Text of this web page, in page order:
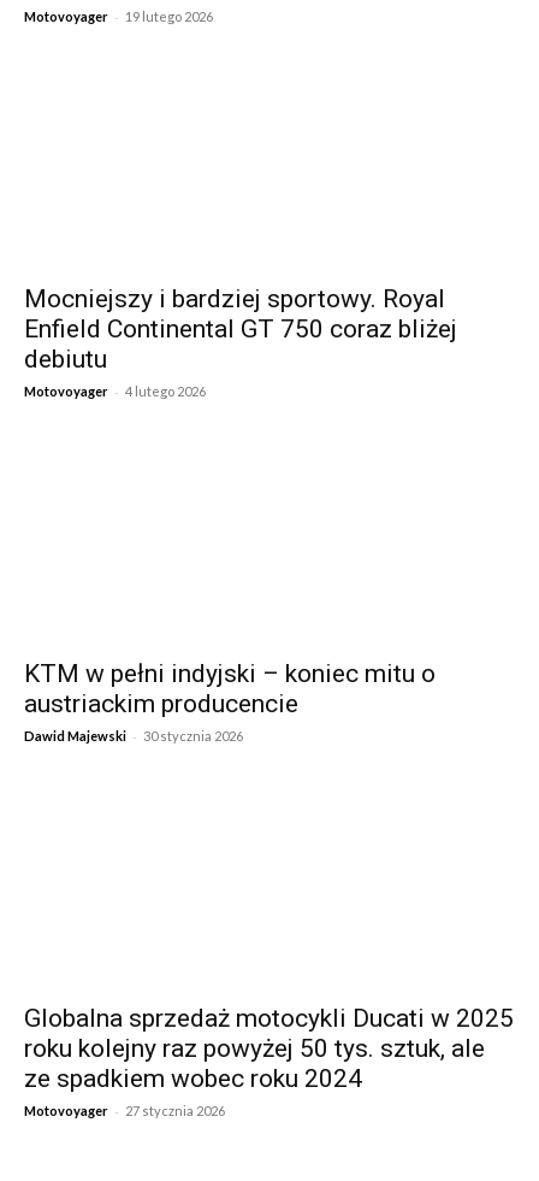
Motovoyager - 19 lutego 2026
Mocniejszy i bardziej sportowy. Royal
Enfield Continental GT 750 coraz bliżej
debiutu
Motovoyager - 4 lutego 2026
KTM w pełni indyjski – koniec mitu o
austriackim producencie
Dawid Majewski - 30 stycznia 2026
Globalna sprzedaż motocykli Ducati w 2025
roku kolejny raz powyżej 50 tys. sztuk, ale
ze spadkiem wobec roku 2024
Motovoyager - 27 stycznia 2026